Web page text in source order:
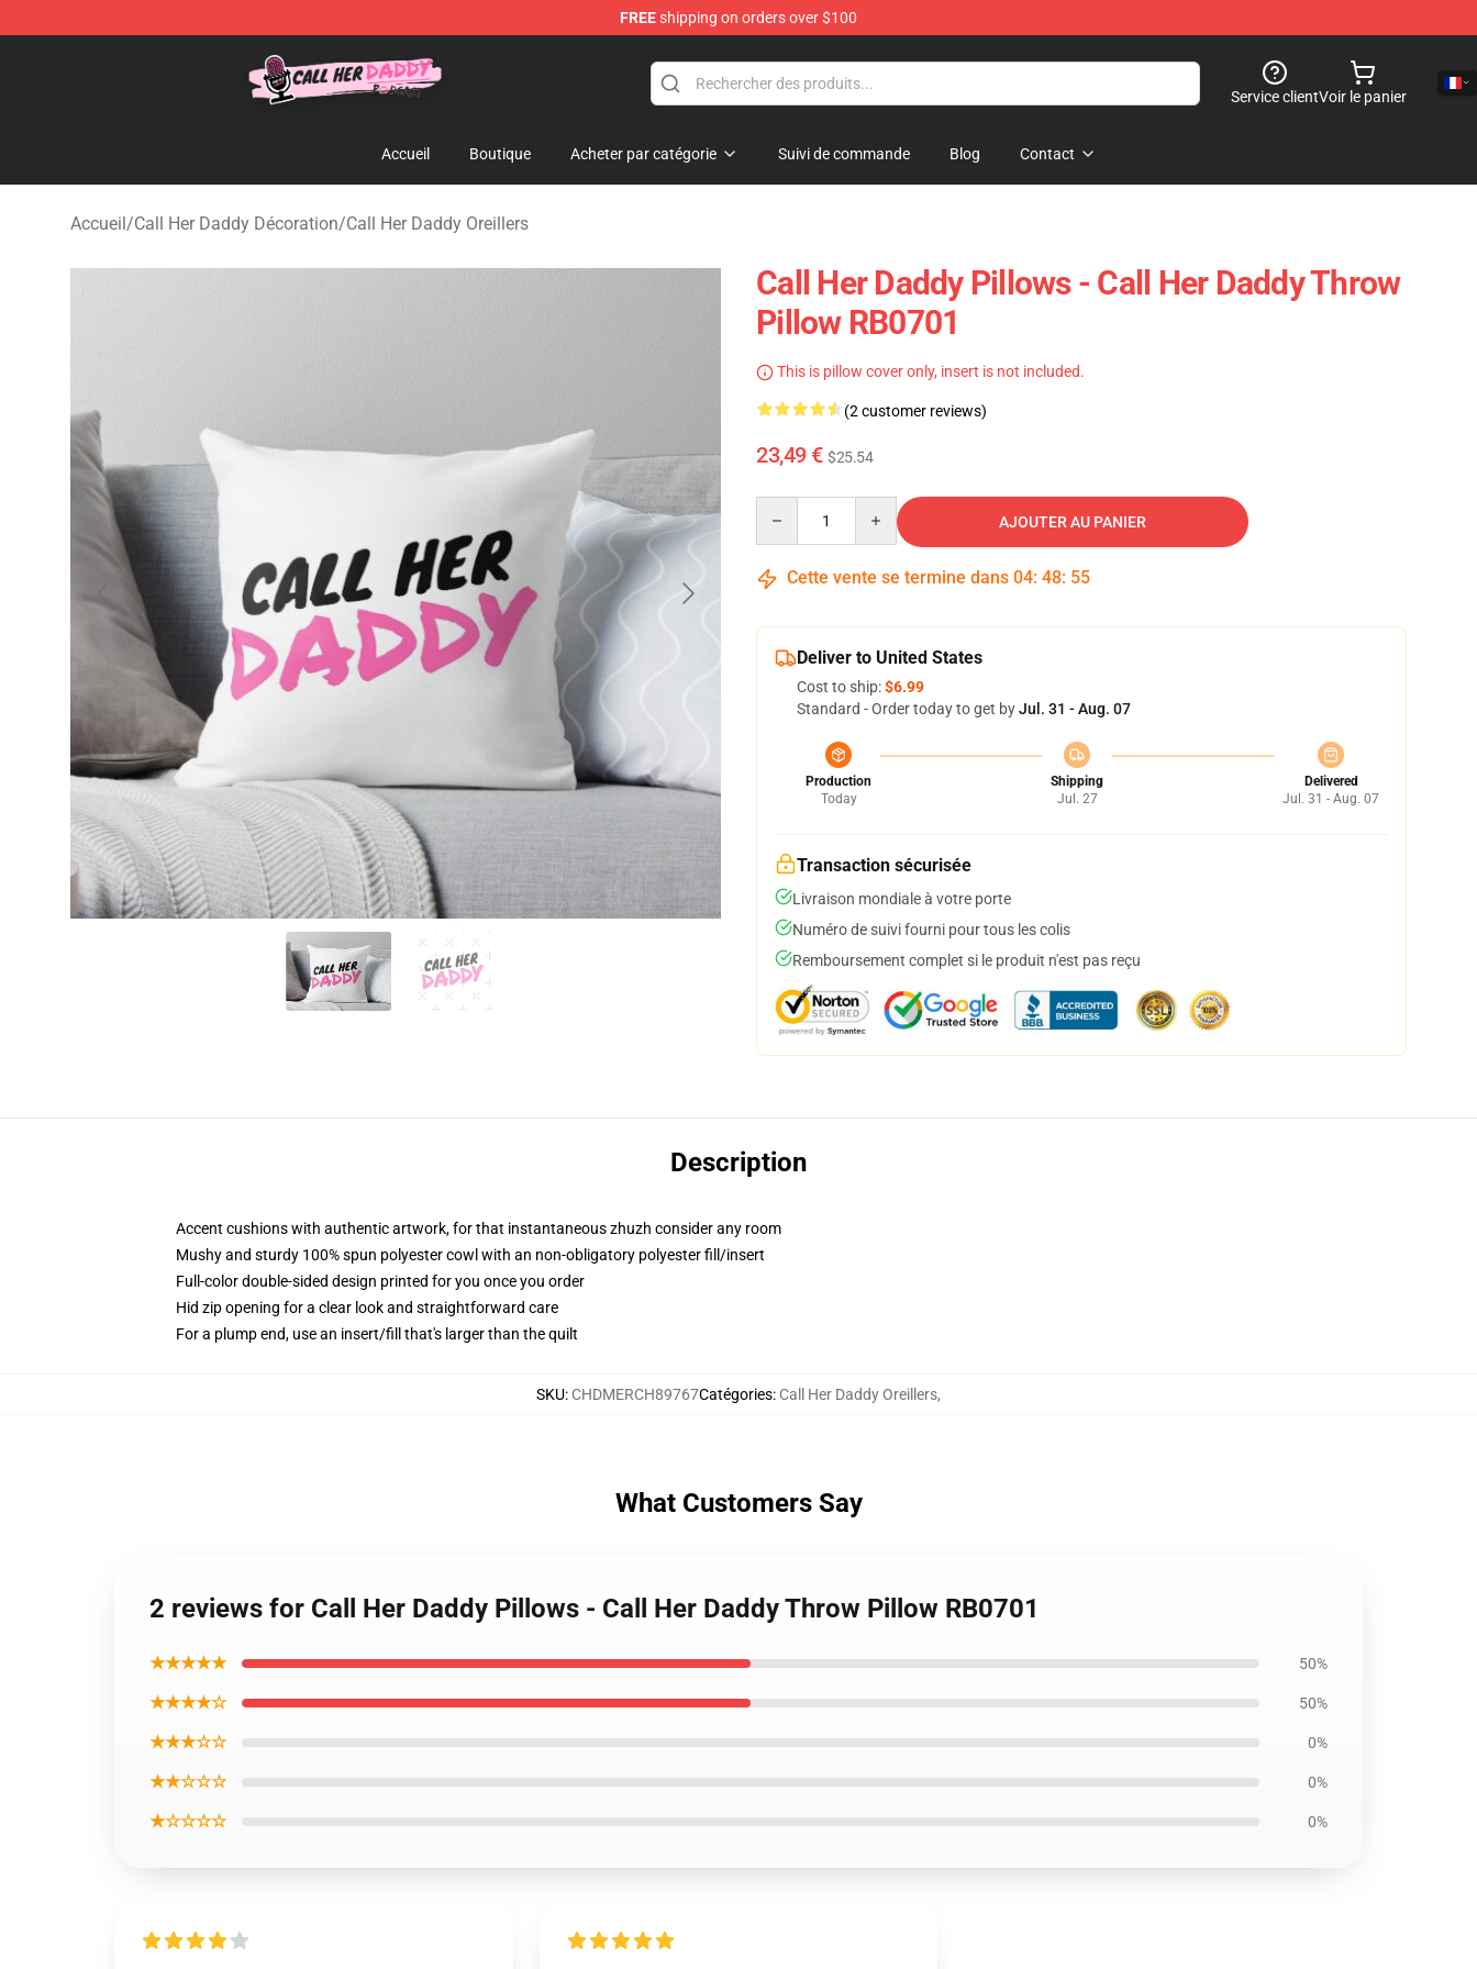
FREEshipping on orders over $100
Call Her Daddy Store - Official Call Her Daddy Merchandise Shop
Service clientVoir le panier
Accueil Boutique Acheter par catégorie Suivi de commande Blog Contact
Accueil/Call Her Daddy Décoration/Call Her Daddy Oreillers
Call Her Daddy Pillows - Call Her Daddy Throw
Pillow RB0701
This is pillow cover only, insert is not included.
(2 customer reviews)
23,49 € $25.54
AJOUTER AU PANIER
Cette vente se termine dans 04: 48: 54
Deliver to United States
Cost to ship:$6.99
Standard - Order today to get byJul. 31 - Aug. 07
Production
Today
Shipping
Jul. 27
Delivered
Jul. 31 - Aug. 07
Transaction sécurisée
Livraison mondiale à votre porte
Numéro de suivi fourni pour tous les colis
Remboursement complet si le produit n'est pas reçu
Description
Accent cushions with authentic artwork, for that instantaneous zhuzh consider any room
Mushy and sturdy 100% spun polyester cowl with an non-obligatory polyester fill/insert
Full-color double-sided design printed for you once you order
Hid zip opening for a clear look and straightforward care
For a plump end, use an insert/fill that's larger than the quilt
SKU: CHDMERCH89767Catégories: Call Her Daddy Oreillers,
What Customers Say
2 reviews for Call Her Daddy Pillows - Call Her Daddy Throw Pillow RB0701
★★★★★ 50%
★★★★☆ 50%
★★★☆☆ 0%
★★☆☆☆ 0%
★☆☆☆☆ 0%